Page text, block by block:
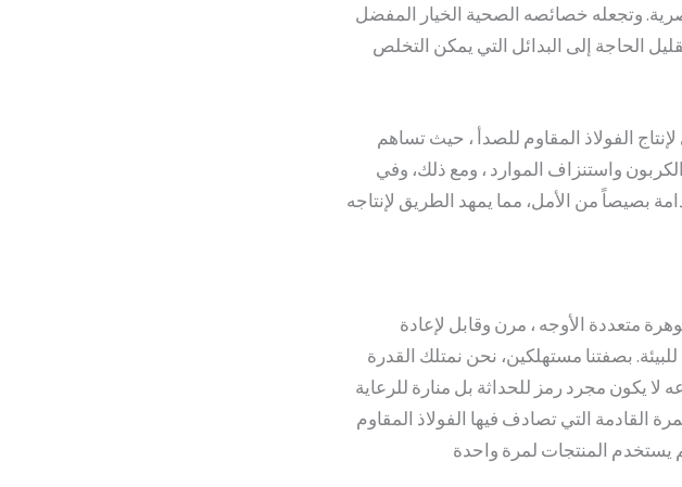
وتجعله خصائصه الصحية الخيار المفضل
الحاجة إلى البدائل التي يمكن التخلص
لإنتاج الفولاذ المقاوم للصدأ ، حيث تساهم
واستنزاف الموارد ، ومع ذلك، وفي
بصيصاً من الأمل، مما يمهد الطريق لإنتاجه
متعددة الأوجه ، مرن وقابل لإعادة
بصفتنا مستهلكين، نحن نمتلك القدرة
يكون مجرد رمز للحداثة بل منارة للرعاية
القادمة التي تصادف فيها الفولاذ المقاوم